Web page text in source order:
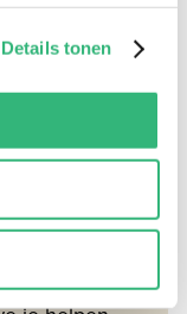
Details tonen
kopen,
wilt